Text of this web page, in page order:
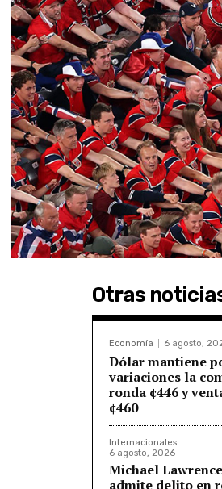
Otras
Economía 6 agosto,
Dólar mantiene
variaciones la
ronda ¢446 y
¢460
Internacionales
6 agosto, 2026
Michael Lawrence
admite delito en